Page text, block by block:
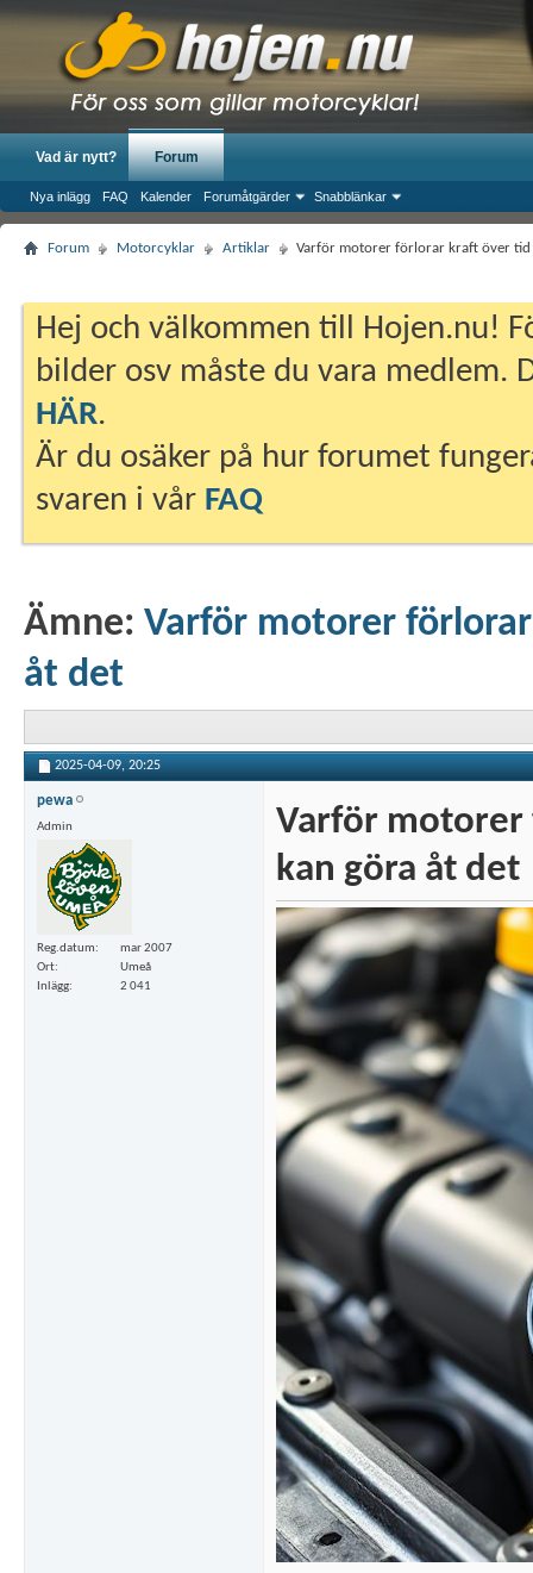
Vad är nytt? Forum
Nya inlägg FAQ Kalender Forumåtgärder Snabblänkar
Forum Motorcyklar Artiklar Varför motorer förlorar kraft över tid
Hej och välkommen till Hojen.nu!
bilder osv måste du vara medlem.
HÄR.
Är du osäker på hur forumet
svaren i vår FAQ
Ämne: Varför motorer
åt det
2025-04-09, 20:25
pewa
Admin
Reg.datum
mar 2007
Ort
Umeå
Inlägg
2 041
Varför motorer
kan göra åt det